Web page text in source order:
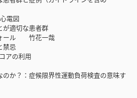
電図
適切な患者群
ール 竹花一哉
忌
の利用
？：症候限界性運動負荷検査の意味す